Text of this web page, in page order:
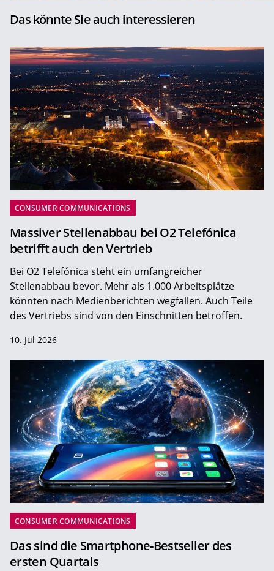
Das könnte Sie auch interessieren
CONSUMER COMMUNICATIONS
Massiver Stellenabbau bei O2 Telefónica
betrifft auch den Vertrieb
Bei O2 Telefónica steht ein umfangreicher
Stellenabbau bevor. Mehr als 1.000 Arbeitsplätze
könnten nach Medienberichten wegfallen. Auch Teile
des Vertriebs sind von den Einschnitten betroffen.
10. Jul 2026
CONSUMER COMMUNICATIONS
Das sind die Smartphone-Bestseller des
ersten Quartals